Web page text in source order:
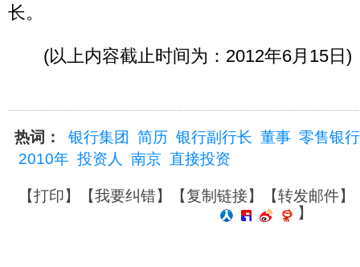
长。
(以上内容截止时间为：2012年6月15日)
热词： 银行集团 简历 银行副行长 董事 零售银行
2010年 投资人 南京 直接投资
【打印】【我要纠错】【复制链接】【转发邮件】
】